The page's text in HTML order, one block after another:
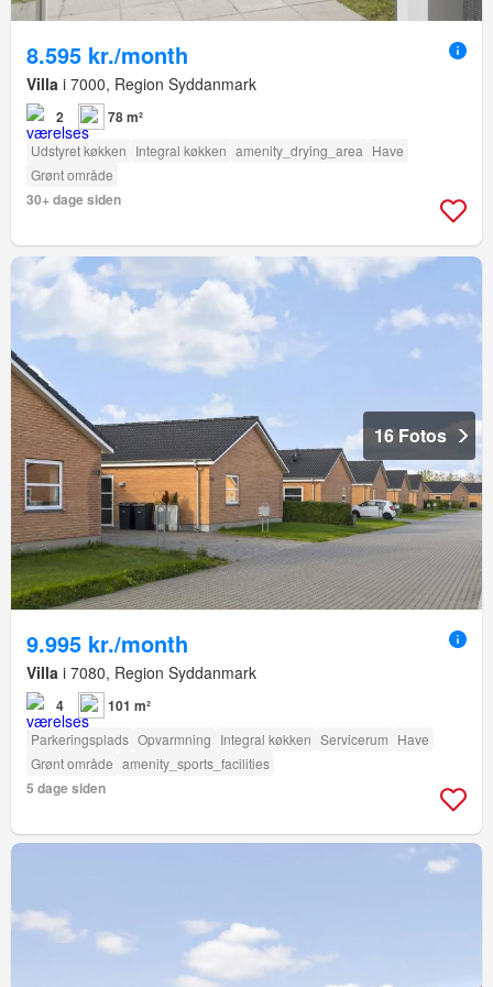
8.595 kr./month
Villa i 7000, Region Syddanmark
2 78 m²
Udstyret køkken Integral køkken amenity_drying_area Have
Grønt område
30+ dage siden
16 Fotos
9.995 kr./month
Villa i 7080, Region Syddanmark
4 101 m²
Parkeringsplads Opvarmning Integral køkken Servicerum Have
Grønt område amenity_sports_facilities
5 dage siden